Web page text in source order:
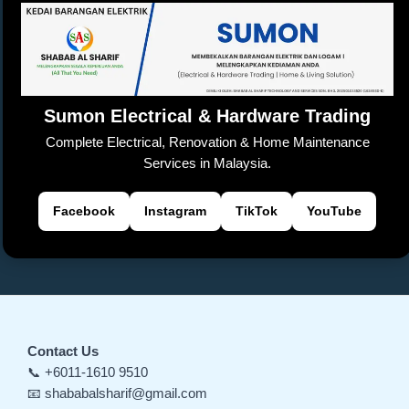
k
n
sl
at
e
Sumon Electrical & Hardware Trading
Complete Electrical, Renovation & Home Maintenance
Services in Malaysia.
Facebook Instagram TikTok YouTube
Contact Us
📞 +6011-1610 9510
📧 shababalsharif@gmail.com